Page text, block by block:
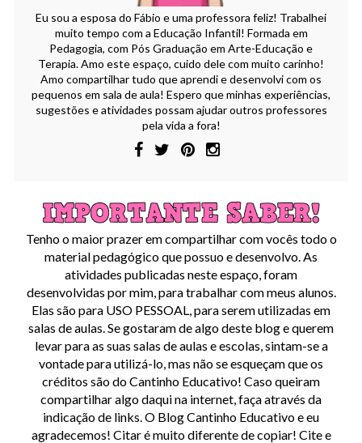
Eu sou a esposa do Fábio e uma professora feliz! Trabalhei
muito tempo com a Educação Infantil! Formada em
Pedagogia, com Pós Graduação em Arte-Educação e
Terapia. Amo este espaço, cuido dele com muito carinho!
Amo compartilhar tudo que aprendi e desenvolvi com os
pequenos em sala de aula! Espero que minhas experiências,
sugestões e atividades possam ajudar outros professores
pela vida a fora!
Tenho o maior prazer em compartilhar com vocês todo o
material pedagógico que possuo e desenvolvo. As
atividades publicadas neste espaço, foram
desenvolvidas por mim, para trabalhar com meus alunos.
Elas são para USO PESSOAL, para serem utilizadas em
salas de aulas. Se gostaram de algo deste blog e querem
levar para as suas salas de aulas e escolas, sintam-se a
vontade para utilizá-lo, mas não se esqueçam que os
créditos são do Cantinho Educativo! Caso queiram
compartilhar algo daqui na internet, faça através da
indicação de links. O Blog Cantinho Educativo e eu
agradecemos! Citar é muito diferente de copiar! Cite e